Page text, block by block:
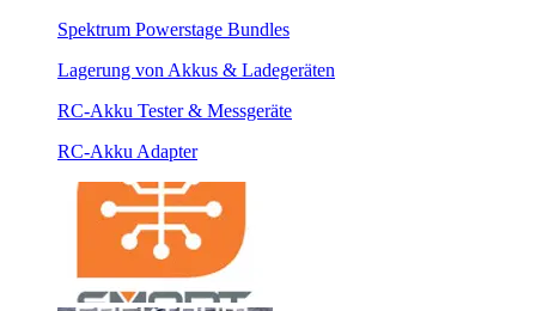
Spektrum Powerstage Bundles
Lagerung von Akkus & Ladegeräten
RC-Akku Tester & Messgeräte
RC-Akku Adapter